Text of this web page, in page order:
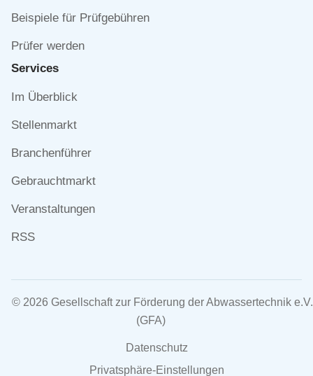
Beispiele für Prüfgebühren
Prüfer werden
Services
Navigation
Im Überblick
Stellenmarkt
Branchenführer
Gebrauchtmarkt
Veranstaltungen
RSS
© 2026 Gesellschaft zur Förderung der Abwassertechnik e.V.
(GFA)
Navigation
überspringen
Datenschutz
Privatsphäre-Einstellungen